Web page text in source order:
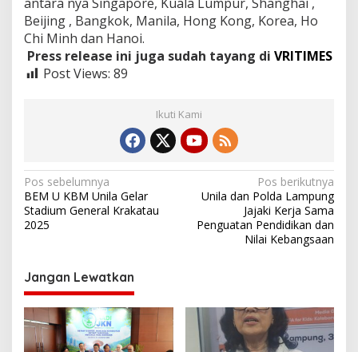
antara nya Singapore, Kuala Lumpur, Shanghai ,
Beijing , Bangkok, Manila, Hong Kong, Korea, Ho
Chi Minh dan Hanoi.
Press release ini juga sudah tayang di VRITIMES
Post Views: 89
Ikuti Kami
N
a
v
g
a
s
i
Pos sebelumnya
BEM U KBM Unila Gelar
Stadium General Krakatau
2025
Pos berikutnya
Unila dan Polda Lampung
Jajaki Kerja Sama
Penguatan Pendidikan dan
Nilai Kebangsaan
Jangan Lewatkan